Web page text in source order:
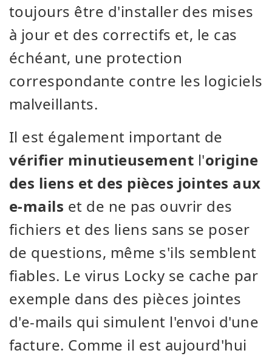
toujours être d'installer des mises
à jour et des correctifs et, le cas
échéant, une protection
correspondante contre les logiciels
malveillants.
Il est également important de
vérifier minutieusement l'origine
des liens et des pièces jointes aux
e-mails et de ne pas ouvrir des
fichiers et des liens sans se poser
de questions, même s'ils semblent
fiables. Le virus Locky se cache par
exemple dans des pièces jointes
d'e-mails qui simulent l'envoi d'une
facture. Comme il est aujourd'hui